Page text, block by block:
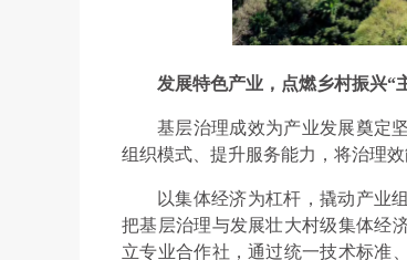
发展特色产业，点燃乡村振兴“
基层治理成效为产业发展奠定
组织模式、提升服务能力，将治理效
以集体经济为杠杆，撬动产业
把基层治理与发展壮大村级集体经
立专业合作社，通过统一技术标准